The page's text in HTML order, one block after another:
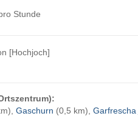
Stunde
[Hochjoch]
Gaschurn (0,5 km), Garfrescha